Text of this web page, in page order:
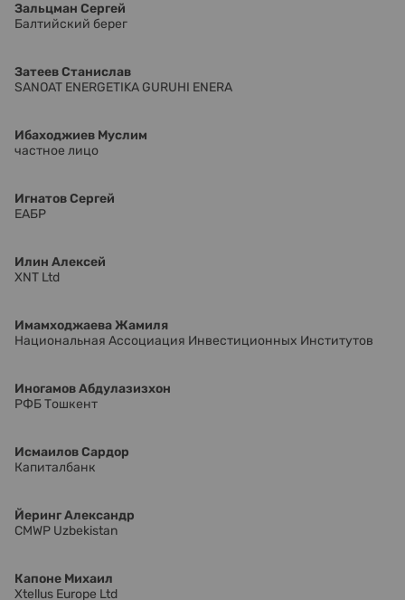
Зальцман Сергей
Балтийский берег
Затеев Станислав
SANOAT ENERGETIKA GURUHI ENERA
Ибаходжиев Муслим
частное лицо
Игнатов Сергей
ЕАБР
Илин Алексей
XNT Ltd
Имамходжаева Жамиля
Национальная Ассоциация Инвестиционных Институтов
Иногамов Абдулазизхон
РФБ Тошкент
Исмаилов Сардор
Капиталбанк
Йеринг Александр
CMWP Uzbekistan
Капоне Михаил
Xtellus Europe Ltd